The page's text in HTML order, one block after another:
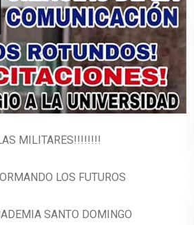
MILITARES!!!!!!!!
LOS FUTUROS
SANTO DOMINGO